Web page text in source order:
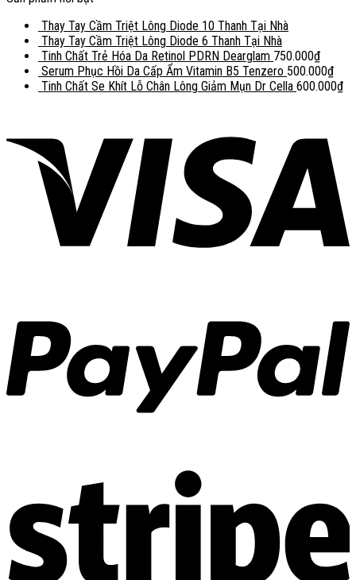
Thay Tay Cầm Triệt Lông Diode 10 Thanh Tại Nhà
Thay Tay Cầm Triệt Lông Diode 6 Thanh Tại Nhà
Tinh Chất Trẻ Hóa Da Retinol PDRN Dearglam 750.000₫
Serum Phục Hồi Da Cấp Ẩm Vitamin B5 Tenzero 500.000₫
Tinh Chất Se Khít Lỗ Chân Lông Giảm Mụn Dr Cella 600.000₫